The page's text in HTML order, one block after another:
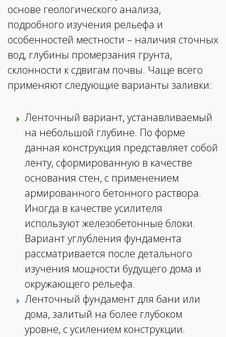
основе геологического анализа,
подробного изучения рельефа и
особенностей местности – наличия сточных
вод, глубины промерзания грунта,
склонности к сдвигам почвы. Чаще всего
применяют следующие варианты заливки:
Ленточный вариант, устанавливаемый
на небольшой глубине. По форме
данная конструкция представляет собой
ленту, сформированную в качестве
основания стен, с применением
армированного бетонного раствора.
Иногда в качестве усилителя
используют железобетонные блоки.
Вариант углубления фундамента
рассматривается после детального
изучения мощности будущего дома и
окружающего рельефа.
Ленточный фундамент для бани или
дома, залитый на более глубоком
уровне, с усилением конструкции.